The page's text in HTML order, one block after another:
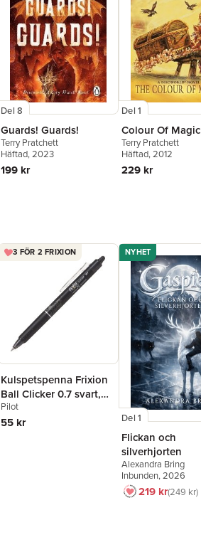
Del 8
Guards! Guards!
Terry Pratchett
Häftad, 2023
199 kr
Del 1
Colour Of Magic
Terry Pratchett
Häftad, 2012
229 kr
3 FÖR 2 FRIXION
Kulspetspenna Frixion
Ball Clicker 0.7 svart,
raderbar
Pilot
55 kr
NYHET
Del 1
Flickan och
silverhjorten
Alexandra Bring
Inbunden, 2026
219 kr249 kr